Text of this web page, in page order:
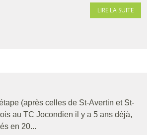
LIRE LA SUITE
(après celles de St-Avertin et St-
au TC Jocondien il y a 5 ans déjà,
en 20...